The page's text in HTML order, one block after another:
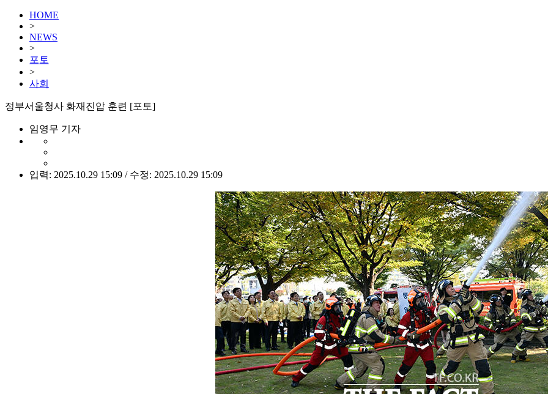
HOME
>
NEWS
>
포토
>
사회
정부서울청사 화재진압 훈련 [포토]
임영무 기자
입력: 2025.10.29 15:09 / 수정: 2025.10.29 15:09